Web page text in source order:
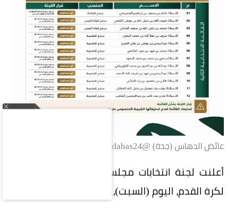
عائض الدهاس (جدة) @ayeedaldahas24
أعلنت لجنة انتخابات مجلس إدارة الاتحاد السعودي
لكرة القدم، اليوم (السبت)، القوائم الأولية المترشحة